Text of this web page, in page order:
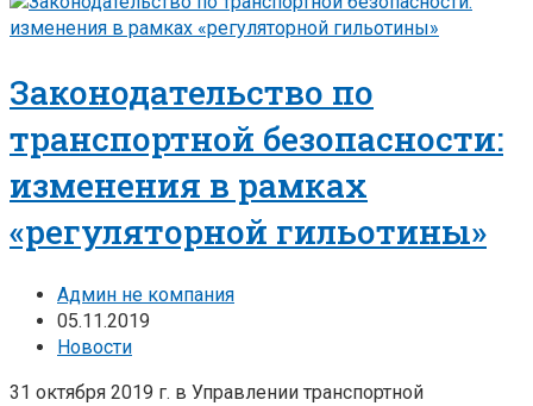
Законодательство по
транспортной безопасности:
изменения в рамках
«регуляторной гильотины»
Админ не компания
05.11.2019
Новости
31 октября 2019 г. в Управлении транспортной